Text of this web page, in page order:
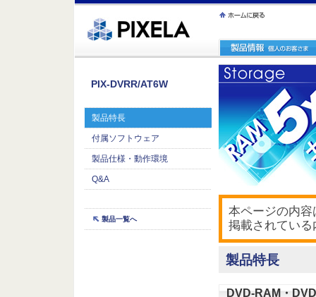
繝ｳ繧ｯ縺ｧ縺吶�
PIX-DVRR/AT6W
製品特長
付属ソフトウェア
製品仕様・動作環境
Q&A
製品一覧へ
本ページの内容
掲載されてい
製品特長
DVD-RAM・